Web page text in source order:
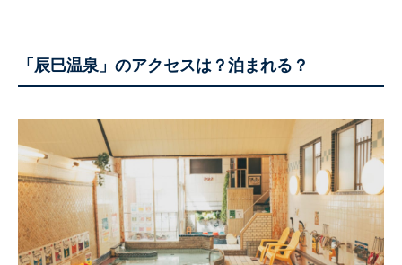
「辰巳温泉」のアクセスは？泊まれる？